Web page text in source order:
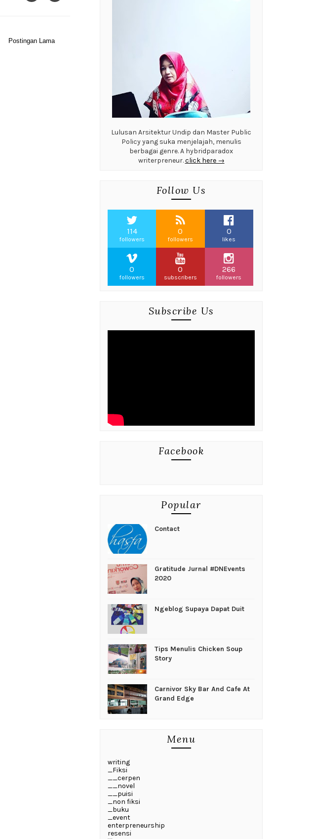
Postingan Lama
Lulusan Arsitektur Undip dan Master Public
Policy yang suka menjelajah, menulis
berbagai genre. A hybridparadox
writerpreneur.click here →
Follow Us
114
followers
0
followers
0
likes
0
followers
0
subscribers
266
followers
Subscribe Us
Facebook
Popular
Contact
Gratitude Jurnal #DNEvents
2020
Ngeblog Supaya Dapat Duit
Tips Menulis Chicken Soup
Story
Carnivor Sky Bar And Cafe At
Grand Edge
Menu
writing
_Fiksi
__cerpen
__novel
__puisi
_non fiksi
_buku
_event
enterpreneurship
resensi